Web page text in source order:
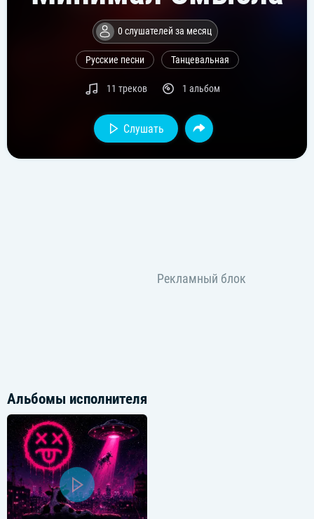
0 слушателей за месяц
Русские песни Танцевальная
11 треков 1 альбом
Слушать
Альбомы исполнителя